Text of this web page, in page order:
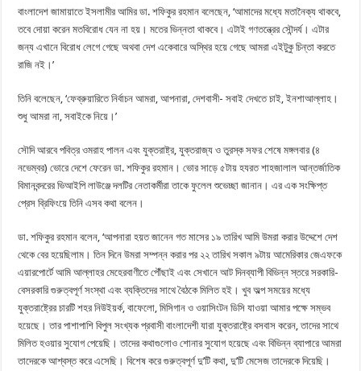
বাংলাদেশ জামায়াতে ইসলামীর আমির ডা. শফিকুর রহমান বলেছেন, ‘আমাদের মধ্যে মতানৈক্য থাকবে,
তবে দোয়া করেন মতবিরোধ যেন না হয়। মতের ভিন্নতা থাকবে। এটাই গণতন্ত্রের সৌন্দর্য। এটার
জন্য এখানে বিরোধ লেগে গেছে অথবা দেশ একেবারে অস্থির হয়ে গেছে আমরা এইটুকু চিন্তা করতে
রাজি নই।’
তিনি বলেছেন, ‘ফেব্রুয়ারিতে নির্বাচন আমরা, আপনারা, দেশবাসী- সবাই দেখতে চাই, ইনশাআল্লাহ।
শুধু আমরা না, সবাইকে নিয়ে।’
সৌদি আরবে পবিত্র ওমরাহ পালন এবং যুক্তরাষ্ট্র, যুক্তরাজ্য ও তুরস্ক সফর শেষে মঙ্গলবার (৪
নভেম্বর) ভোরে দেশে ফেরেন ডা. শফিকুর রহমান। ভোর সাড়ে ৫টায় হযরত শাহজালাল আন্তর্জাতিক
বিমানবন্দরের ভিআইপি লাউঞ্জে দলটির নেতাকর্মীরা তাকে ফুলেল শুভেচ্ছা জানান। এর এক সংক্ষিপ্ত
প্রেস ব্রিফিংয়ে তিনি এসব কথা বলেন।
ডা. শফিকুর রহমান বলেন, ‘আপনারা হয়ত জানেন গত মাসের ১৯ তারিখ আমি উমরা করার উদ্দেশে দেশ
থেকে বের হয়েছিলাম। তিন দিনে উমরা সম্পন্ন করার পর ২২ তারিখ সকাল ৯টায় আমেরিকার জেএফকে
এয়ারপোর্টে আমি আল্লাহর মেহেরবাণীতে পৌঁছাই এবং সেখানে আট দিনব্যাপী বিভিন্ন স্তরে সরকারি-
বেসরকারি গুরুত্বপূর্ণ সংস্থা এবং ব্যক্তিদের সাথে বৈঠকে মিলিত হই। খুব অল্প সময়ের মধ্যে
যুক্তরাষ্ট্রের চারটি শহর নিউইয়র্ক, বাফেলো, মিসিগান ও ওয়াসিংটন ডিসি যাওয়া আমার পক্ষে সম্ভব
হয়েছে। তার পাশাপাশি বিপুল সংখ্যক প্রবাসী বাংলাদেশী যারা যুক্তরাষ্ট্রে বসবাস করেন, তাদের সাথে
মিলিত হওয়ার সুযোগ পেয়েছি। তাদের কথাগুলোও শোনার সুযোগ হয়েছে এবং বিভিন্ন ব্যাপারে আমরা
তাদেরকে আশ্বস্ত করে এসেছি। বিশেষ করে গুরুত্বপূর্ণ দু’টি কথা, দু’টি মেসেজ তাদেরকে দিয়েছি।